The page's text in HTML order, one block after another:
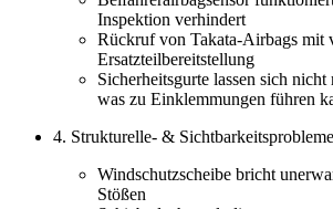
Inspektion verhindert
Rückruf von Takata-Airbags mit
Ersatzteilbereitstellung
Sicherheitsgurte lassen sich
was zu Einklemmungen führen
4. Strukturelle- &
Windschutzscheibe bricht
Stößen